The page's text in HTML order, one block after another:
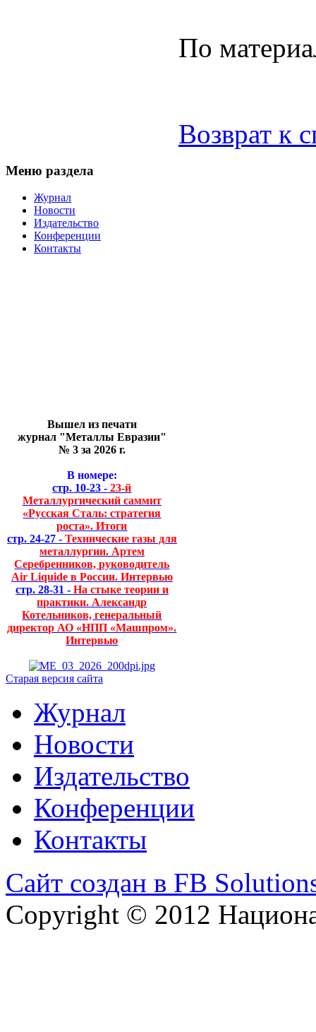
По
Возврат к
Меню раздела
Журнал
Новости
Издательство
Конференции
Контакты
Вышел из печати
журнал "Металлы Евразии"
№ 3 за 2026 г.
В номере:
стр. 10-23 - 23-й
Металлургический саммит
«Русская Сталь: стратегия
роста». Итоги
стр. 24-27 - Технические газы для
металлургии. Артем
Серебренников, руководитель
Air Liquide в России. Интервью
стр. 28-31 - На стыке теории и
практики. Александр
Котельников, генеральный
директор АО «НПП «Машпром».
Интервью
Старая версия сайта
Журнал
Новости
Издательство
Конференции
Контакты
Сайт создан в FB
Copyright © 2012